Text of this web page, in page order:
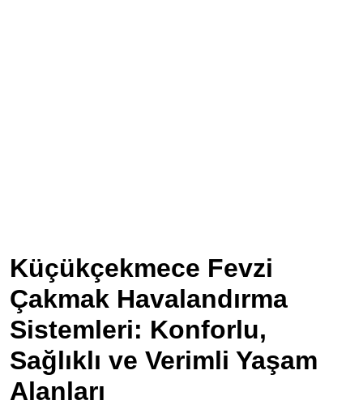
Küçükçekmece Fevzi
Çakmak Havalandırma
Sistemleri: Konforlu,
Sağlıklı ve Verimli Yaşam
Alanları